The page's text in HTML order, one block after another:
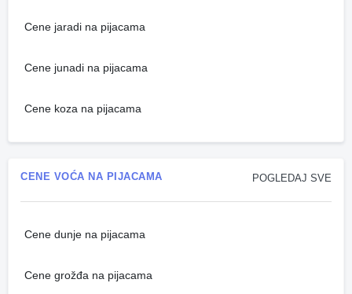
Cene jaradi na pijacama
Cene junadi na pijacama
Cene koza na pijacama
POGLEDAJ SVE
CENE VOĆA NA PIJACAMA
Cene dunje na pijacama
Cene grožđa na pijacama